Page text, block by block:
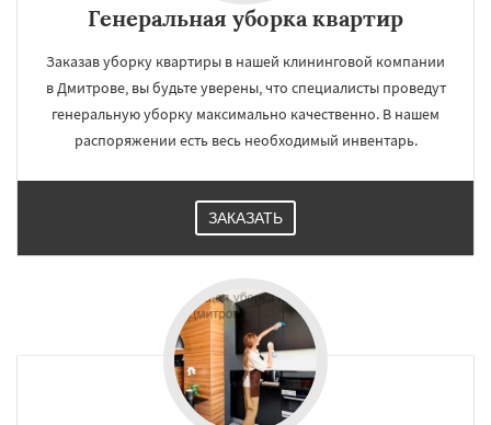
Генеральная уборка квартир
Заказав уборку квартиры в нашей клининговой компании
в Дмитрове, вы будьте уверены, что специалисты проведут
генеральную уборку максимально качественно. В нашем
распоряжении есть весь необходимый инвентарь.
ЗАКАЗАТЬ